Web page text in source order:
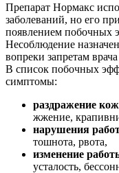
Препарат Нормакс
заболеваний, но его
появлением побочных
Несоблюдение
вопреки запретам
В список побочных
симптомы:
раздражение
жжение,
нарушения
тошнота, рвота,
изменение
усталость,